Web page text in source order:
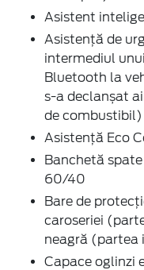
Asistent
Asistență de
intermediul
Bluetooth la
s-a declanșat
de combustibil)
Asistență Eco
Banchetă
60/40
Bare de
caroseriei
neagră (partea
Capace oglinzi